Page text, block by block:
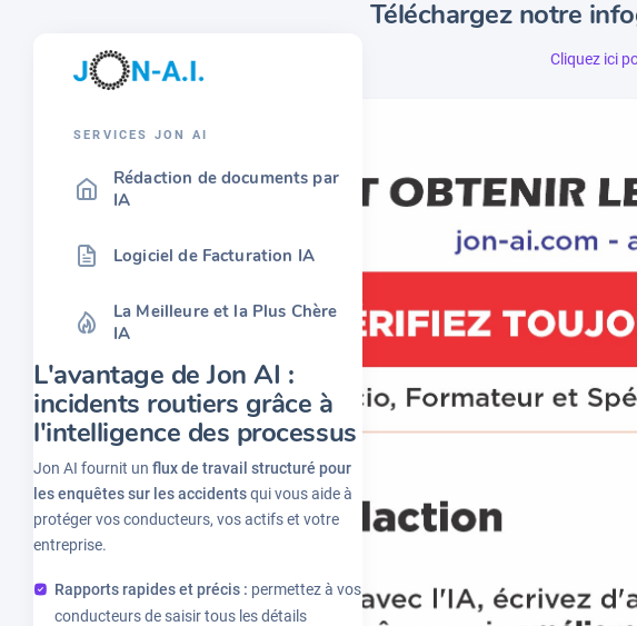
SERVICES JON AI
Rédaction de documents par
IA
Logiciel de Facturation IA
La Meilleure et la Plus Chère
IA
L'avantage de Jon AI :
incidents routiers grâce à
l'intelligence des processus
Jon AI fournit un flux de travail structuré pour
les enquêtes sur les accidentsqui vous aide à
protéger vos conducteurs, vos actifs et votre
entreprise.
Rapports rapides et précis : permettez à vos
conducteurs de saisir tous les détails
Téléchargez notre
Cliquez ici